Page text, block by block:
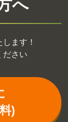
ブ・ファイタ
買取価格
16,100
へ
ます！
ださい
)